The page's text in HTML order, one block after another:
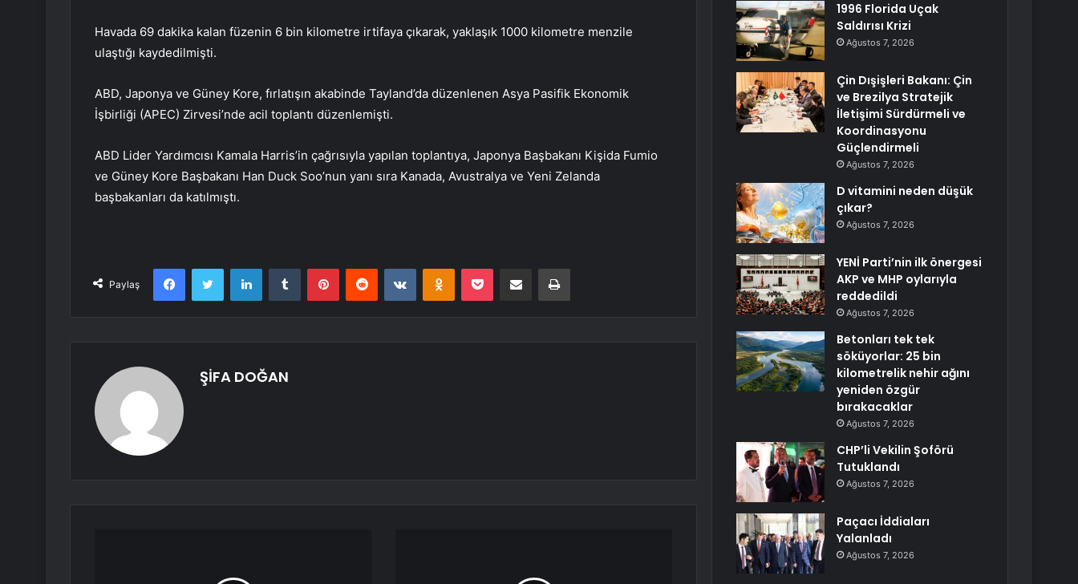
Havada 69 dakika kalan füzenin 6 bin kilometre irtifaya çıkarak, yaklaşık 1000 kilometre menzile
ulaştığı kaydedilmişti.
ABD, Japonya ve Güney Kore, fırlatışın akabinde Tayland’da düzenlenen Asya Pasifik Ekonomik
İşbirliği (APEC) Zirvesi’nde acil toplantı düzenlemişti.
ABD Lider Yardımcısı Kamala Harris’in çağrısıyla yapılan toplantıya, Japonya Başbakanı Kişida Fumio
ve Güney Kore Başbakanı Han Duck Soo’nun yanı sıra Kanada, Avustralya ve Yeni Zelanda
başbakanları da katılmıştı.
Paylaş
FacebookTwitter LinkedInTumblr PinterestReddit VKontakteOdnoklassniki
Pocket E-Posta ile paylaş Yazdır
ŞİFA DOĞAN
1996 Florida Uçak
Saldırısı Krizi
Ağustos 7, 2026
Çin Dışişleri Bakanı: Çin
ve Brezilya Stratejik
İletişimi Sürdürmeli ve
Koordinasyonu
Güçlendirmeli
Ağustos 7, 2026
D vitamini neden düşük
çıkar?
Ağustos 7, 2026
YENİ Parti’nin ilk önergesi
AKP ve MHP oylarıyla
reddedildi
Ağustos 7, 2026
Betonları tek tek
söküyorlar: 25 bin
kilometrelik nehir ağını
yeniden özgür
bırakacaklar
Ağustos 7, 2026
CHP’li Vekilin Şoförü
Tutuklandı
Ağustos 7, 2026
Paçacı İddiaları
Yalanladı
Ağustos 7, 2026